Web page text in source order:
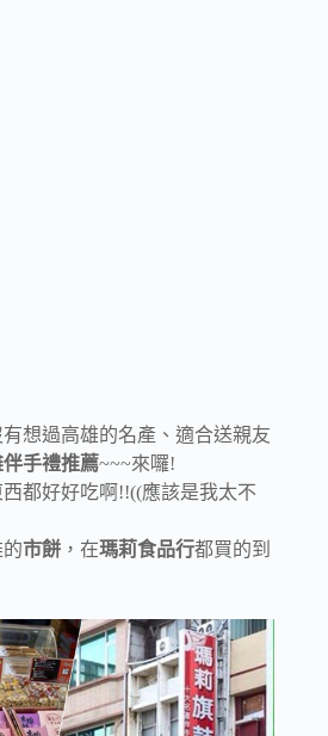
想過高雄的名產、適合送親友
伴手禮推薦~~~來囉!
都好好吃啊!!((應該是我太不
市餅 ，在瑪莉食品行都買的到